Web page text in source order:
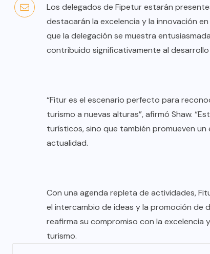
Los delegados de Fipetur estarán
destacarán la excelencia y la innovación
que la delegación se muestra
contribuido significativamente al
“Fitur es el escenario perfecto para
turismo a nuevas alturas”, afirmó Shaw.
turísticos, sino que también promueven
actualidad.
Con una agenda repleta de actividades,
el intercambio de ideas y la promoción de
reafirma su compromiso con la excelencia
turismo.
COLABORADORES MÉXICO
NOTICIAS